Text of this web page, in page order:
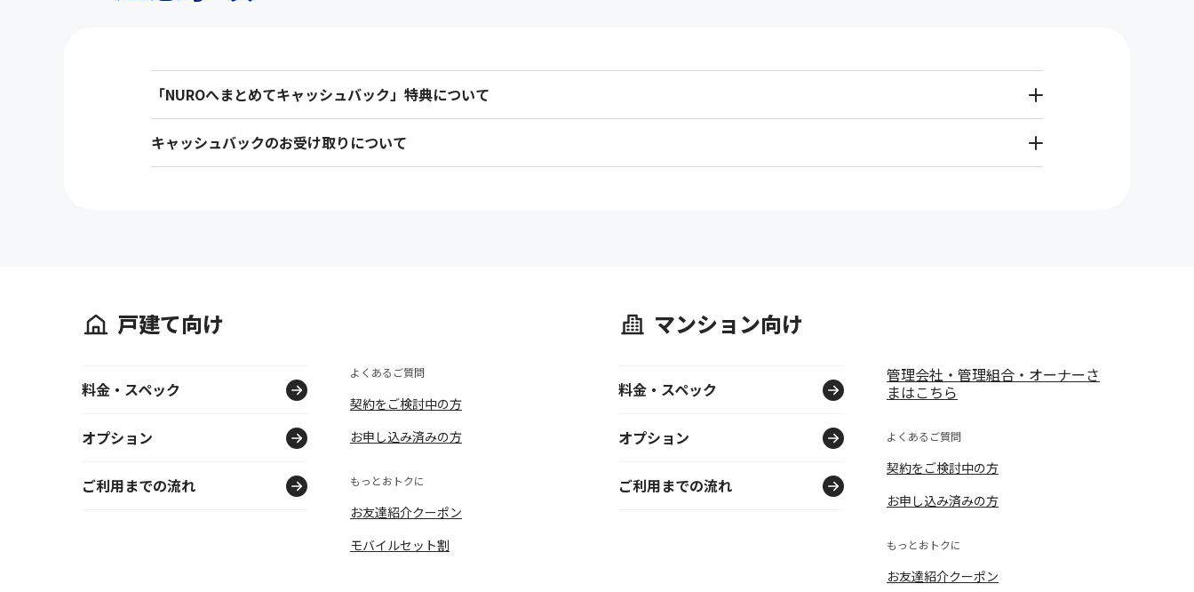
「NUROへまとめてキャッシュバック」特典について
キャッシュバックのお受け取りについて
戸建て向け
料金・スペック
オプション
ご利用までの流れ
よくあるご質問
契約をご検討中の方
お申し込み済みの方
もっとおトクに
お友達紹介クーポン
モバイルセット割
マンション向け
料金・スペック
オプション
ご利用までの流れ
管理会社・管理組合・オーナーさ
まはこちら
よくあるご質問
契約をご検討中の方
お申し込み済みの方
もっとおトクに
お友達紹介クーポン